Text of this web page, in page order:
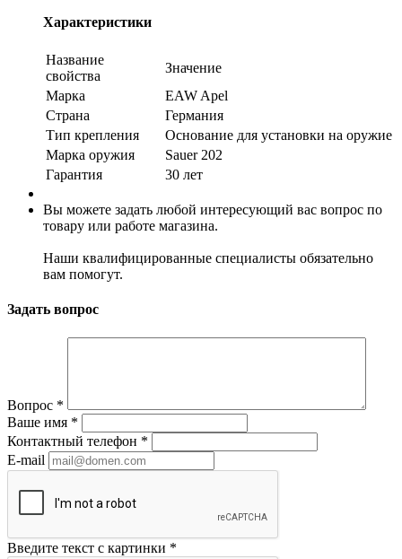
Характеристики
Название
свойства
Значение
Марка
EAW Apel
Страна
Германия
Тип крепления
Основание для установки на оружие
Марка оружия
Sauer 202
Гарантия
30 лет
Вы можете задать любой интересующий вас вопрос по
товару или работе магазина.
Наши квалифицированные специалисты обязательно
вам помогут.
Задать вопрос
Вопрос *
Ваше имя *
Контактный телефон *
E-mail
Введите текст с картинки *